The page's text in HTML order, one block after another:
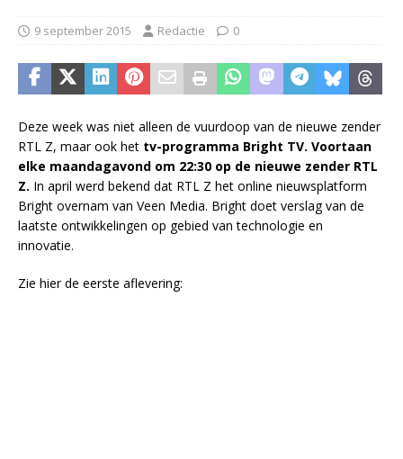
9 september 2015 Redactie 0
Deze week was niet alleen de vuurdoop van de nieuwe zender
RTL Z, maar ook het tv-programma Bright TV. Voortaan
elke maandagavond om 22:30 op de nieuwe zender RTL
Z. In april werd bekend dat RTL Z het online nieuwsplatform
Bright overnam van Veen Media. Bright doet verslag van de
laatste ontwikkelingen op gebied van technologie en
innovatie.
Zie hier de eerste aflevering: